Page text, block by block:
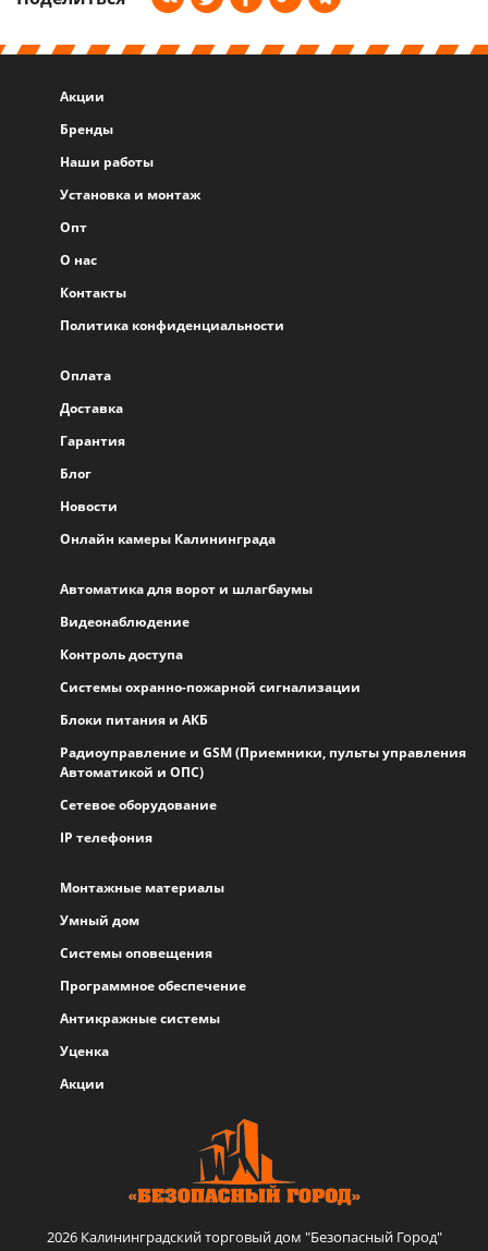
Акции
Бренды
Наши работы
Установка и монтаж
Опт
О нас
Контакты
Политика конфиденциальности
Оплата
Доставка
Гарантия
Блог
Новости
Онлайн камеры Калининграда
Автоматика для ворот и шлагбаумы
Видеонаблюдение
Контроль доступа
Системы охранно-пожарной сигнализации
Блоки питания и АКБ
Радиоуправление и GSM (Приемники, пульты управления
Автоматикой и ОПС)
Сетевое оборудование
IP телефония
Монтажные материалы
Умный дом
Системы оповещения
Программное обеспечение
Антикражные системы
Уценка
Акции
2026 Калининградский торговый дом "Безопасный Город"